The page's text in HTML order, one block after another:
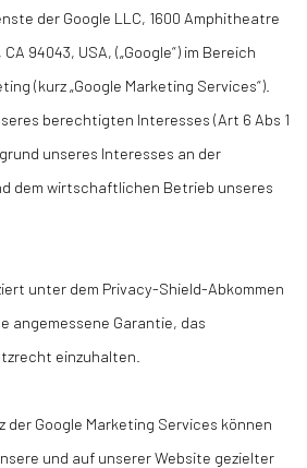
der Google LLC, 1600 Amphitheatre
94043, USA, („Google“) im Bereich
(kurz „Google Marketing Services“).
berechtigten Interesses (Art 6 Abs 1
unseres Interesses an der
dem wirtschaftlichen Betrieb unseres
unter dem Privacy-Shield-Abkommen
angemessene Garantie, das
einzuhalten.
Google Marketing Services können
und auf unserer Website gezielter